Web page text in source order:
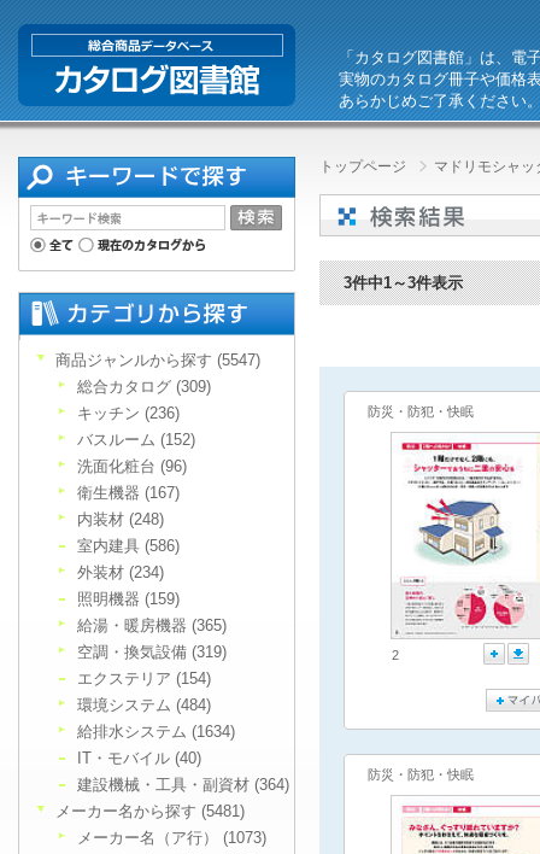
「カタログ図書館」は、電
実物のカタログ冊子や価格
あらかじめご了承ください
トップページ マドリモシャ
3件中1～3件表示
防災・防犯・快眠
2
防災・防犯・快眠
商品ジャンルから探す (5547)
総合カタログ (309)
キッチン (236)
バスルーム (152)
洗面化粧台 (96)
衛生機器 (167)
内装材 (248)
室内建具 (586)
外装材 (234)
照明機器 (159)
給湯・暖房機器 (365)
空調・換気設備 (319)
エクステリア (154)
環境システム (484)
給排水システム (1634)
IT・モバイル (40)
建設機械・工具・副資材 (364)
メーカー名から探す (5481)
メーカー名（ア行） (1073)